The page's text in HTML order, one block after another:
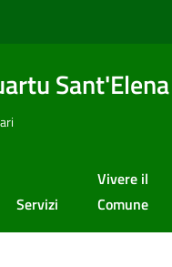
Sant'Elena
Servizi
Vivere il
Comune